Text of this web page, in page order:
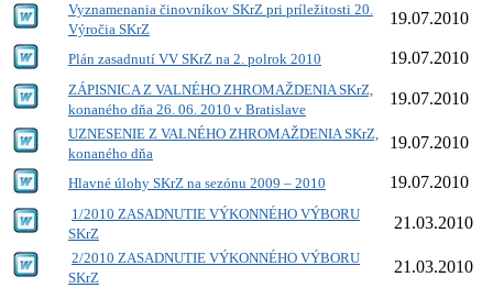
Vyznamenania činovníkov SKrZ pri príležitosti 20.
Výročia SKrZ
19.07.2010
Plán zasadnutí VV SKrZ na 2. polrok 2010 19.07.2010
ZÁPISNICA Z VALNÉHO ZHROMAŽDENIA SKrZ,
konaného dňa 26. 06. 2010 v Bratislave
19.07.2010
UZNESENIE Z VALNÉHO ZHROMAŽDENIA SKrZ,
konaného dňa
19.07.2010
Hlavné úlohy SKrZ na sezónu 2009 – 2010 19.07.2010
1/2010 ZASADNUTIE VÝKONNÉHO VÝBORU
SKrZ
21.03.2010
2/2010 ZASADNUTIE VÝKONNÉHO VÝBORU
SKrZ
21.03.2010